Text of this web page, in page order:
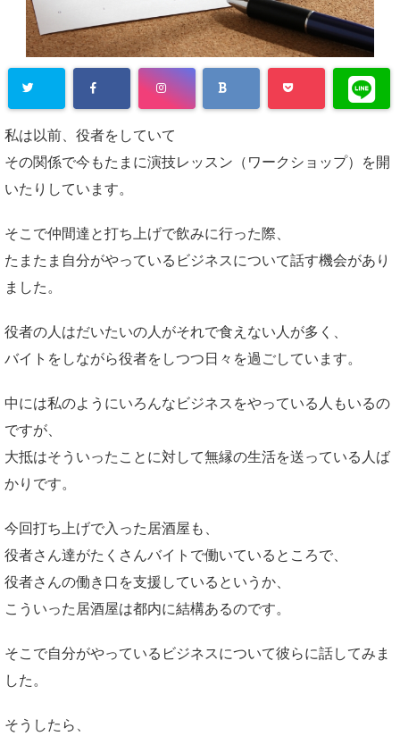
私は以前、役者をしていて
その関係で今もたまに演技レッスン（ワークショップ）を開
いたりしています。
そこで仲間達と打ち上げで飲みに行った際、
たまたま自分がやっているビジネスについて話す機会があり
ました。
役者の人はだいたいの人がそれで食えない人が多く、
バイトをしながら役者をしつつ日々を過ごしています。
中には私のようにいろんなビジネスをやっている人もいるの
ですが、
大抵はそういったことに対して無縁の生活を送っている人ば
かりです。
今回打ち上げで入った居酒屋も、
役者さん達がたくさんバイトで働いているところで、
役者さんの働き口を支援しているというか、
こういった居酒屋は都内に結構あるのです。
そこで自分がやっているビジネスについて彼らに話してみま
した。
そうしたら、